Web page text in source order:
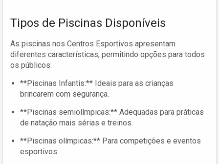
Tipos de Piscinas Disponíveis
As piscinas nos Centros Esportivos apresentam
diferentes características, permitindo opções para todos
os públicos:
**Piscinas Infantis:** Ideais para as crianças
brincarem com segurança.
**Piscinas semiolímpicas:** Adequadas para práticas
de natação mais sérias e treinos.
**Piscinas olímpicas:** Para competições e eventos
esportivos.